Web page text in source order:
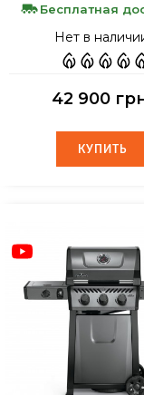
Бесплатная
Нет в
42 900
КУПИТЬ
КУПИТЬ